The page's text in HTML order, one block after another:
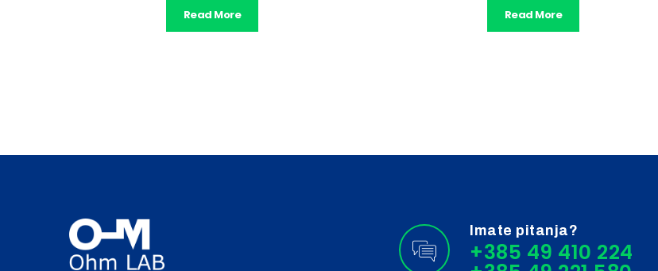
Read More Read More
Imate pitanja?
+385 49 410 224